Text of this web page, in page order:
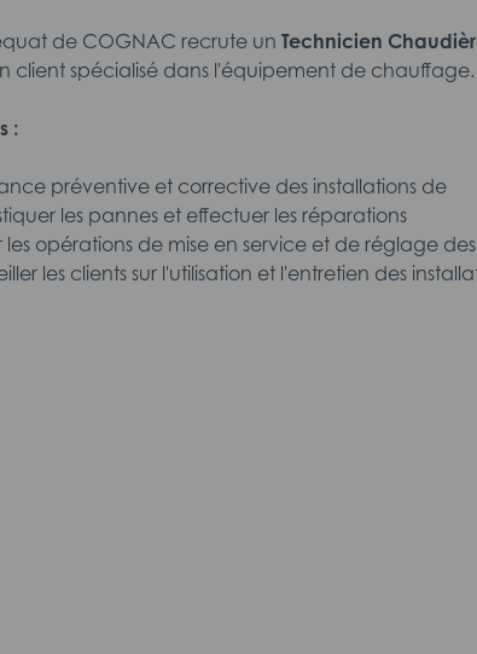
de COGNAC recrute un Technicien
client spécialisé dans l'équipement de chauffage.
:
préventive et corrective des installations de
les pannes et effectuer les réparations
les opérations de mise en service et de réglage des
les clients sur l'utilisation et l'entretien des